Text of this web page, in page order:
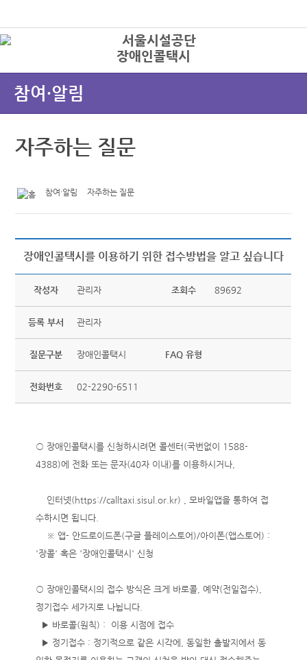
장애인콜택시
참여·알림
자주하는 질문
참여·알림 자주하는 질문
장애인콜택시를 이용하기 위한 접수방법을 알고 싶습니다
작성자 관리자 조회수 89692
등록 부서 관리자
질문구분 장애인콜택시 FAQ 유형
전화번호 02-2290-6511
○ 장애인콜택시를 신청하시려면 콜센터(국번없이 1588-
4388)에 전화 또는 문자(40자 이내)를 이용하시거나,
인터넷(https://calltaxi.sisul.or.kr) , 모바일앱을 통하여 접
수하시면 됩니다.
※ 앱- 안드로이드폰(구글 플레이스토어)/아이폰(앱스토어) :
'장콜' 혹은 '장애인콜택시' 신청
○ 장애인콜택시의 접수 방식은 크게 바로콜, 예약(전일접수),
정기접수 세가지로 나뉩니다.
▶ 바로콜(원칙) : 이용 시점에 접수
▶ 정기접수 : 정기적으로 같은 시각에, 동일한 출발지에서 동